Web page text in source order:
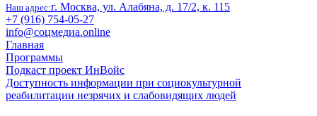
Наш адрес:г. Москва, ул. Алабяна, д. 17/2, к. 115
+7 (916) 754-05-27
info@соцмедиа.online
Главная
Программы
Подкаст проект ИнВойс
Доступность информации при социокультурной
реабилитации незрячих и слабовидящих людей